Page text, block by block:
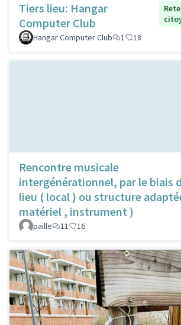
Tiers lieu: Hangar
Computer Club
Hangar Computer Club
1 18
Rencontre musicale
intergénérationnel, par le biais
lieu ( local ) ou structure
matériel , instrument )
paille 11 16